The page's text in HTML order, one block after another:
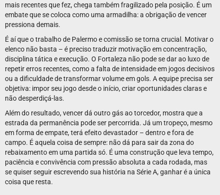
mais recentes que fez, chega também fragilizado pela posição. É um
embate que se coloca como uma armadilha: a obrigação de vencer
pressiona demais.
É aí que o trabalho de Palermo e comissão se torna crucial. Motivar o
elenco não basta – é preciso traduzir motivação em concentração,
disciplina tática e execução. O Fortaleza não pode se dar ao luxo de
repetir erros recentes, como a falta de intensidade em jogos decisivos
ou a dificuldade de transformar volume em gols. A equipe precisa ser
objetiva: impor seu jogo desde o início, criar oportunidades claras e
não desperdiçá-las.
Além do resultado, vencer dá outro gás ao torcedor, mostra que a
estrada da permanência pode ser percorrida. Já um tropeço, mesmo
em forma de empate, terá efeito devastador – dentro e fora de
campo. É aquela coisa de sempre: não dá para sair da zona do
rebaixamento em uma partida só. É uma construção que leva tempo,
paciência e convivência com pressão absoluta a cada rodada, mas
se quiser seguir escrevendo sua história na Série A, ganhar é a única
coisa que resta.